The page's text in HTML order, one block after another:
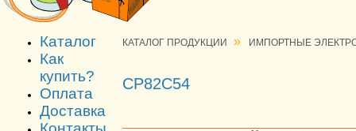
Каталог
Как
купить?
Оплата
Доставка
КАТАЛОГ ПРОДУКЦИИ » ИМПОРТНЫЕ
CP82C54